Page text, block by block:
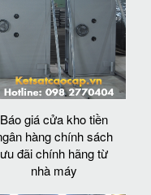
Báo giá cửa kho tiền
hàng chính sách
ưu đãi chính hãng từ
nhà máy